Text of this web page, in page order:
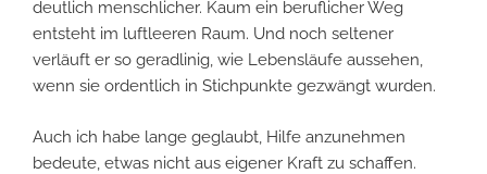
deutlich menschlicher. Kaum ein beruflicher Weg
entsteht im luftleeren Raum. Und noch seltener
verläuft er so geradlinig, wie Lebensläufe aussehen,
wenn sie ordentlich in Stichpunkte gezwängt wurden.
Auch ich habe lange geglaubt, Hilfe anzunehmen
bedeute, etwas nicht aus eigener Kraft zu schaffen.